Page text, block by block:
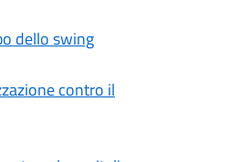
dello swing
contro il